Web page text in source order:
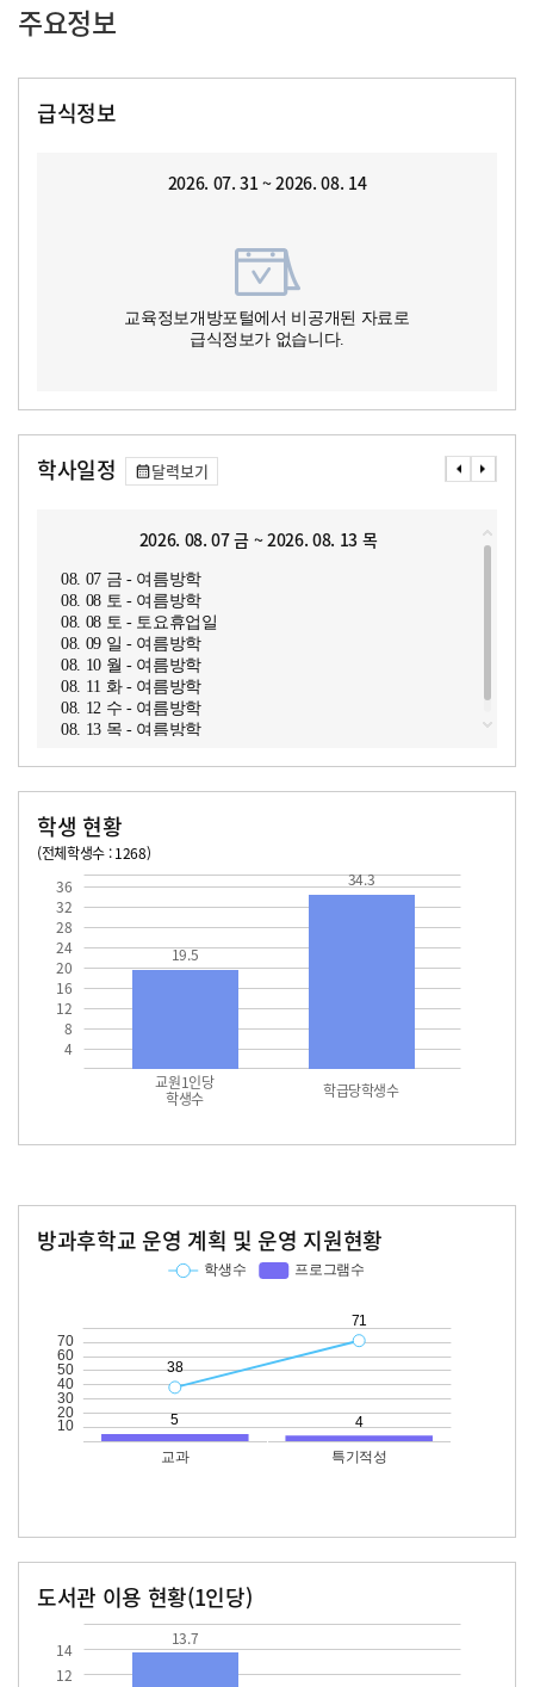
주요정보
급식정보
2026. 07. 31 ~ 2026. 08. 14
교육정보개방포털에서 비공개된 자료로
급식정보가 없습니다.
학사일정 달력보기
2026. 08. 07 금 ~ 2026. 08. 13 목
08. 07 금 - 여름방학
08. 08 토 - 여름방학
08. 08 토 - 토요휴업일
08. 09 일 - 여름방학
08. 10 월 - 여름방학
08. 11 화 - 여름방학
08. 12 수 - 여름방학
08. 13 목 - 여름방학
학생 현황
(전체학생수 : 1268)
4
8
12
16
20
24
28
32
36
교원1인당
학생수 학급당학생수
19.5
34.3
방과후학교 운영 계획 및 운영 지원현황
도서관 이용 현황(1인당)
12
14
13.7